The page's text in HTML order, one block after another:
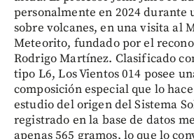
personalmente en 2024 durante
sobre volcanes, en una visita al
Meteorito, fundado por el
Rodrigo Martínez. Clasificado
tipo L6, Los Vientos 014 posee
composición especial que lo
estudio del origen del Sistema
registrado en la base de datos
apenas 565 gramos, lo que lo